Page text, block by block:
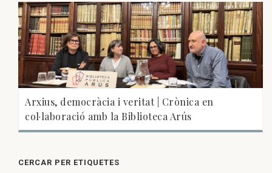
Arxius, democràcia i veritat | Crònica en
col·laboració amb la Biblioteca Arús
CERCAR PER ETIQUETES